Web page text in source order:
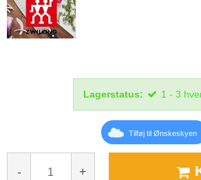
Lagerstatus: 1 - 3
Tilføj til Ønskeskyen
- +